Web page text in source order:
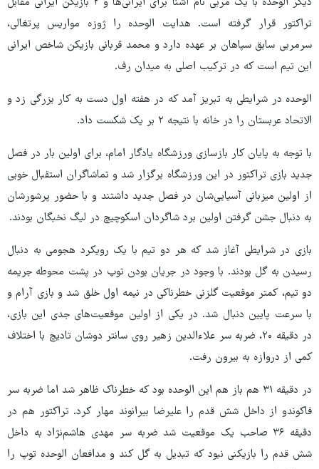
تراکتور قرار گرفته است. هدایت الوحده را ژوزه مواریس پرتغالی،
سرمربی سابق سپاهان بر عهده دارد و محمد قربانی بازیکن شاخص ایرانی
این تیم است که در ترکیب اصلی به میدان رف.
الوحده در شرایطی به تبریز آمد که در هفته اول دست به کار بزرگی زد و
الاتحاد عربستان را در خانه با نتیجه ۲ بر یک شکست داد.
با توجه به پایان کار بازسازی ورزشگاه یادگار امام، برای اولین بار در فصل
جدید بازی تراکتور در این ورزشگاه برگزار شد و تماشاگران استقبال خوبی
از اولین میزبانی آسیایی‌شان در فصل جدید داشتند و با حضور پرشورشان
به دنبال جشن گرفتن اولین برد شاگردان اسکوچیچ در لیگ نخبگان بودند.
بازی در شرایطی آغاز شد که هر دو تیم با یک رویکرد هجومی به دنبال
رسیدن به گل بودند. با وجود در جریان بودن توپ در پشت محوطه جریمه
دو تیم، کمتر موقعیت گلزنی خطرناکی در نیمه اول خلق شد و بازی آرام و
با سرعت پایین دنبال شد. در یکی از اولین موقعیت‌های جدی این بازی،
در دقیقه ۲۰، ضربه سر علاءالدین زهیر روی سانتر دوشان تادیچ با اختلاف
کمی از دروازه به بیرون رفت.
در دقیقه ۳۱ هم باز هم این الوحده بود که خطرناک ظاهر شد اما ضربه سر
فاکوندو از داخل شش قدم را علیرضا بیرانوند مهار کرد. تراکتور هم در
دقیقه ۳۶ صاحب یک موقعیت شد ضربه سر مهدی هاشم‌نژاد به داخل
شش قدم را بازیکنی نبود که تبدیل به گل کند و مدافعان الوحده توپ را